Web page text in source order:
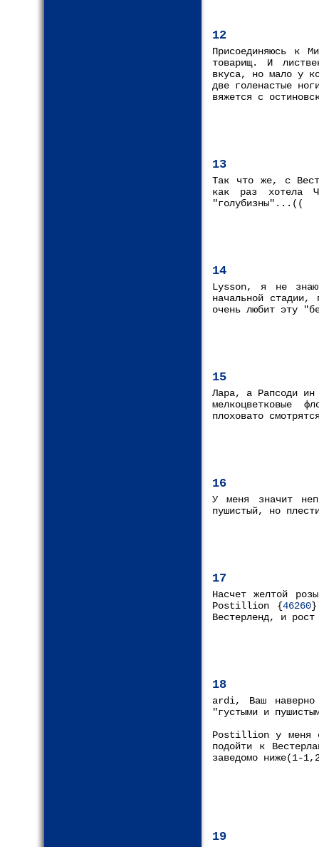
12
Присоединяюсь к
товарищ. И
вкуса, но мало у
две голенастые
вяжется с
13
Так что же, с
как раз хотела
"голубизны"...((
14
Lysson, я не
начальной
очень любит эту
15
Лара, а Рапсоди ин
мелкоцветковые
плоховато
16
У меня значит
пушистый, но
17
Насчет желтой
Postillion {46260
Вестерленд, и
18
ardi, Ваш
"густыми и
Postillion у меня
подойти к
заведомо ниже(1-
19